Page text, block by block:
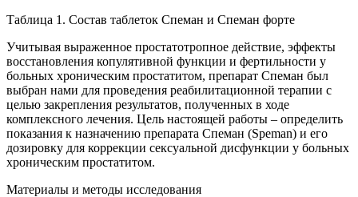
Таблица 1. Состав таблеток Спеман и Спеман форте
Учитывая выраженное простатотропное действие, эффекты
восстановления копулятивной функции и фертильности у
больных хроническим простатитом, препарат Спеман был
выбран нами для проведения реабилитационной терапии с
целью закрепления результатов, полученных в ходе
комплексного лечения. Цель настоящей работы – определить
показания к назначению препарата Спеман (Speman) и его
дозировку для коррекции сексуальной дисфункции у больных
хроническим простатитом.
Материалы и методы исследования